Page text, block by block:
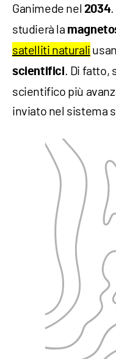
Ganimede nel 2034
studierà la
satelliti naturali
scientifici. Di fatto,
scientifico più
inviato nel sistema